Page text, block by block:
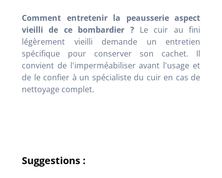
Comment entretenir la peausserie aspect
vieilli de ce bombardier ?Le cuir au fini
légèrement vieilli demande un entretien
spécifique pour conserver son cachet. Il
convient de l'imperméabiliser avant l'usage et
de le confier à un spécialiste du cuir en cas de
nettoyage complet.
Suggestions :